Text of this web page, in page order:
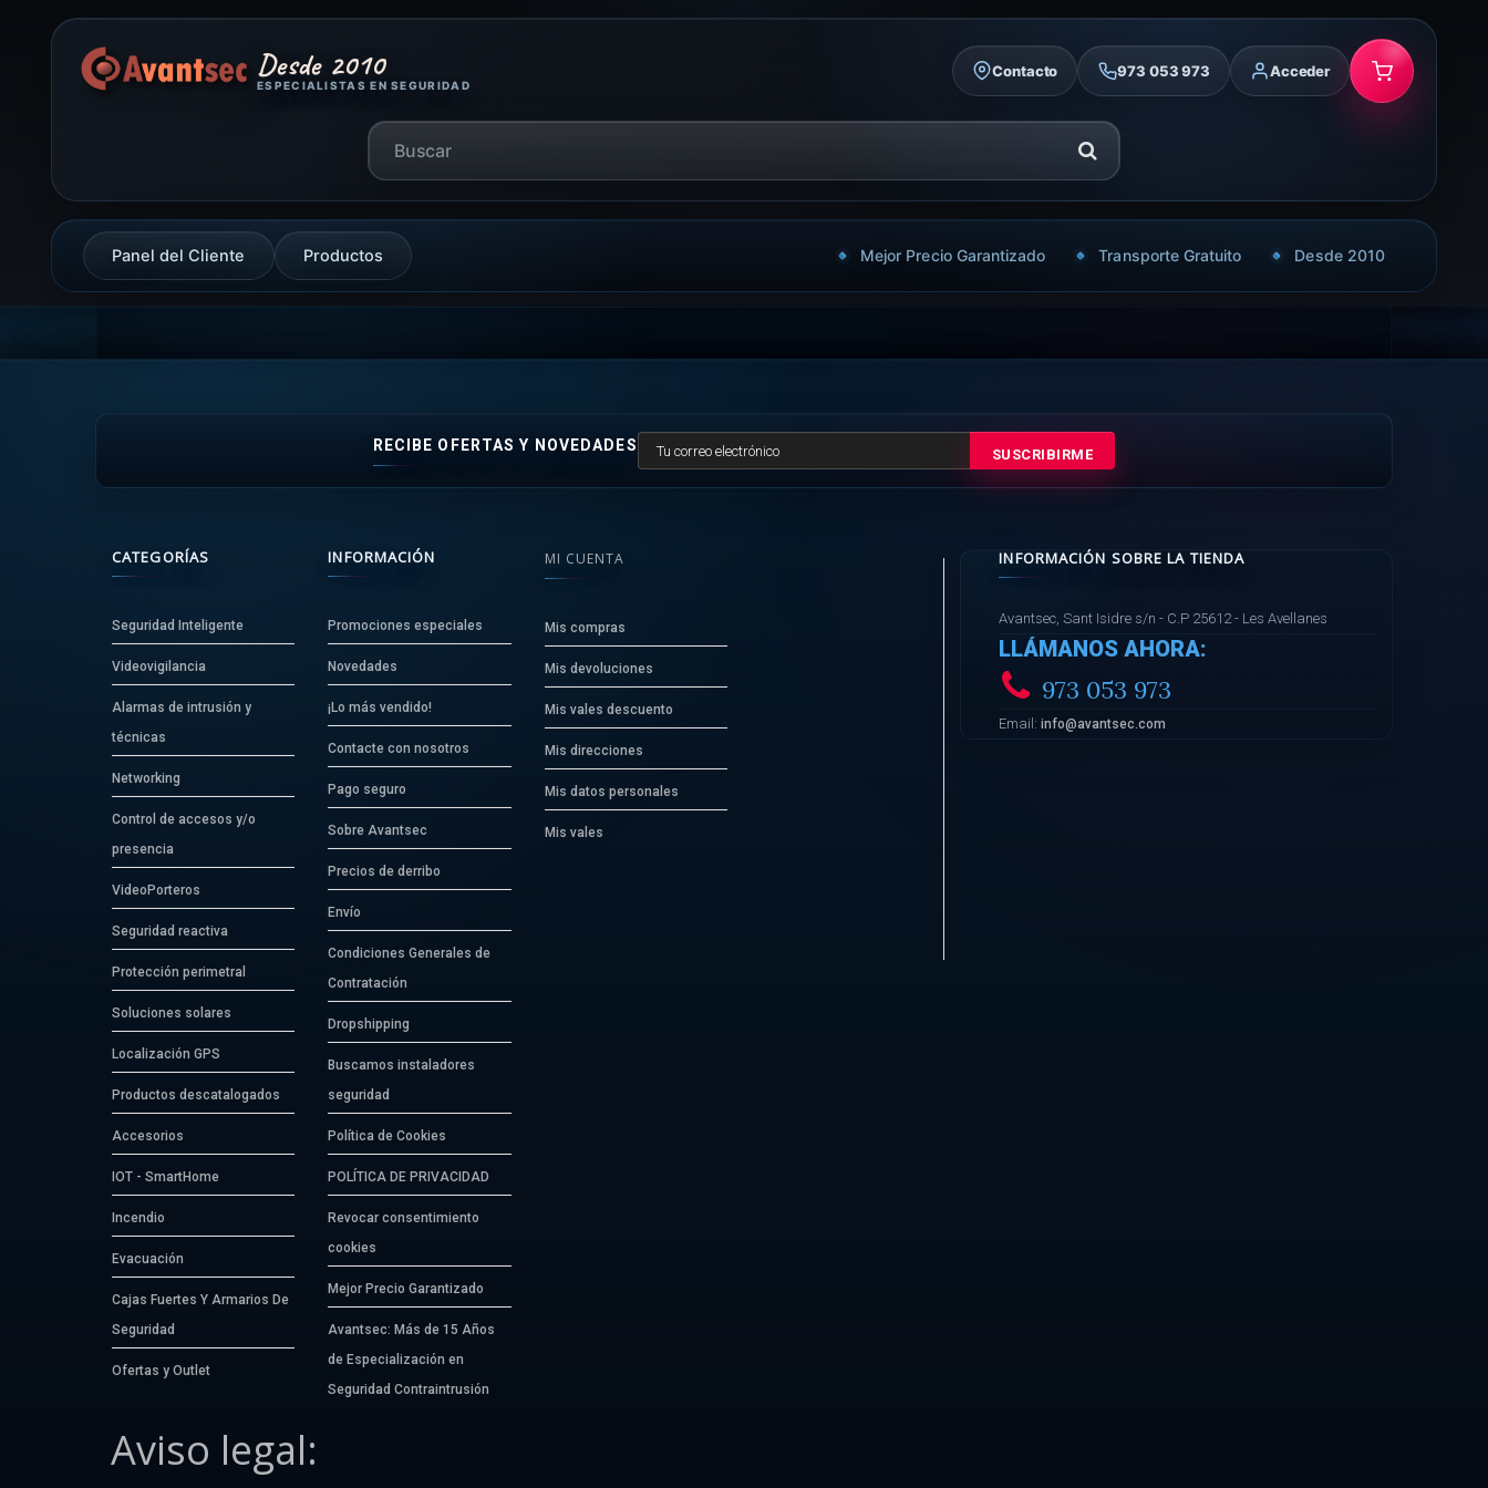
Desde 2010
ESPECIALISTAS EN SEGURIDAD
Contacto 973 053 973 Acceder
Panel del Cliente Productos Mejor Precio Garantizado Transporte Gratuito Desde 2010
RECIBE OFERTAS Y NOVEDADES
SUSCRIBIRME
CATEGORÍAS
Seguridad Inteligente
Videovigilancia
Alarmas de intrusión y
técnicas
Networking
Control de accesos y/o
presencia
VideoPorteros
Seguridad reactiva
Protección perimetral
Soluciones solares
Localización GPS
Productos descatalogados
Accesorios
IOT - SmartHome
Incendio
Evacuación
Cajas Fuertes Y Armarios De
Seguridad
Ofertas y Outlet
INFORMACIÓN
Promociones especiales
Novedades
¡Lo más vendido!
Contacte con nosotros
Pago seguro
Sobre Avantsec
Precios de derribo
Envío
Condiciones Generales de
Contratación
Dropshipping
Buscamos instaladores
seguridad
Política de Cookies
POLÍTICA DE PRIVACIDAD
Revocar consentimiento
cookies
Mejor Precio Garantizado
Avantsec: Más de 15 Años
de Especialización en
Seguridad Contraintrusión
MI CUENTA
Mis compras
Mis devoluciones
Mis vales descuento
Mis direcciones
Mis datos personales
Mis vales
INFORMACIÓN SOBRE LA TIENDA
Avantsec, Sant Isidre s/n - C.P 25612 - Les Avellanes
LLÁMANOS AHORA:
973 053 973
Email:info@avantsec.com
Aviso legal: